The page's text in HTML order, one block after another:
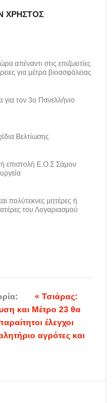
ΧΡΉΣΤΟΣ
απέναντι στις επιζωοτίες
για μέτρα βιοασφάλειας
τον 3ο Πανελλήνιο
Βελτίωσης
επιστολή Ε.Ο.Σ Σάμου
πολύτεκνες μητέρες ή
του Λογαριασμού
« Τσιάρας:
και Μέτρο 23 θα
έλεγχοι
αγρότες και